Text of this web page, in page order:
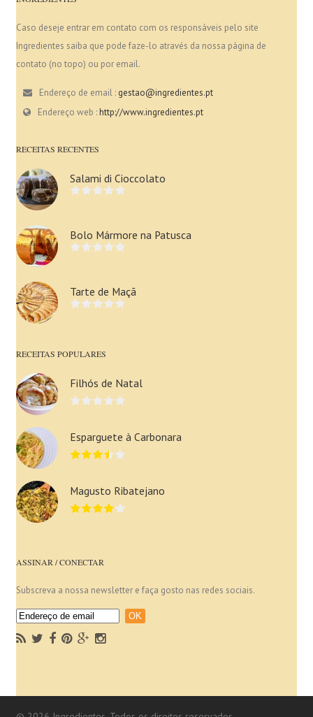
Caso deseje entrar em contato com os responsáveis pelo site
Ingredientes saiba que pode faze-lo através da nossa página de
contato (no topo) ou por email.
Endereço de email : gestao@ingredientes.pt
Endereço web :http://www.ingredientes.pt
RECEITAS RECENTES
Salami di Cioccolato
Bolo Mármore na Patusca
Tarte de Maçã
RECEITAS POPULARES
Filhós de Natal
Esparguete à Carbonara
Magusto Ribatejano
ASSINAR / CONECTAR
Subscreva a nossa newsletter e faça gosto nas redes sociais.